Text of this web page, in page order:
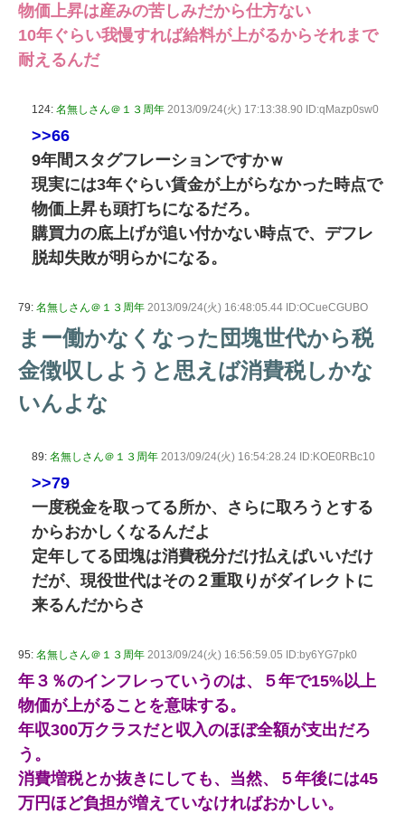
物価上昇は産みの苦しみだから仕方ない
10年ぐらい我慢すれば給料が上がるからそれまで
耐えるんだ
124: 名無しさん＠１３周年 2013/09/24(火) 17:13:38.90 ID:qMazp0sw0
>>66
9年間スタグフレーションですかｗ
現実には3年ぐらい賃金が上がらなかった時点で
物価上昇も頭打ちになるだろ。
購買力の底上げが追い付かない時点で、デフレ
脱却失敗が明らかになる。
79: 名無しさん＠１３周年 2013/09/24(火) 16:48:05.44 ID:OCueCGUBO
まー働かなくなった団塊世代から税
金徴収しようと思えば消費税しかな
いんよな
89: 名無しさん＠１３周年 2013/09/24(火) 16:54:28.24 ID:KOE0RBc10
>>79
一度税金を取ってる所か、さらに取ろうとする
からおかしくなるんだよ
定年してる団塊は消費税分だけ払えばいいだけ
だが、現役世代はその２重取りがダイレクトに
来るんだからさ
95: 名無しさん＠１３周年 2013/09/24(火) 16:56:59.05 ID:by6YG7pk0
年３％のインフレっていうのは、５年で15%以上
物価が上がることを意味する。
年収300万クラスだと収入のほぼ全額が支出だろ
う。
消費増税とか抜きにしても、当然、５年後には45
万円ほど負担が増えていなければおかしい。